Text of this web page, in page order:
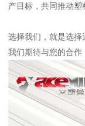
产目标，共同推动塑
选择我们，就是选择
我们期待与您的合作